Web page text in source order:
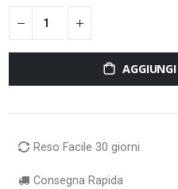
Reso Facile 30 giorni
Consegna Rapida